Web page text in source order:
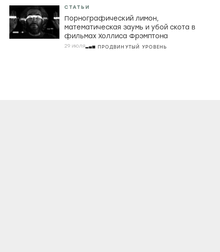
СТАТЬИ
Порнографический лимон,
математическая заумь и убой скота в
фильмах Холлиса Фрэмптона
29 июля ПРОДВИНУТЫЙ УРОВЕНЬ